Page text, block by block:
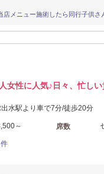
店メニュー施術したら同行子供さ
女性に人気♪日々、忙し
水駅より車で7分/徒歩20分
～ 席数